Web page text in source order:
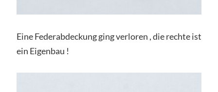
Eine Federabdeckung ging verloren , die rechte ist
ein Eigenbau !